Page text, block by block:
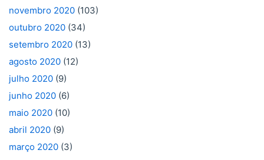
novembro 2020 (103)
outubro 2020 (34)
setembro 2020 (13)
agosto 2020 (12)
julho 2020 (9)
junho 2020 (6)
maio 2020 (10)
abril 2020 (9)
março 2020 (3)